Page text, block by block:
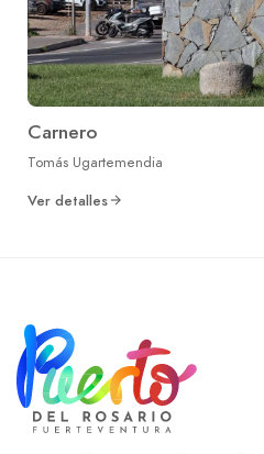
Carnero
Tomás Ugartemendia
Ver detalles